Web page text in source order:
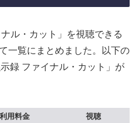
ル・カット」を視聴できる
一覧にまとめました。以下の
録 ファイナル・カット」が
利用料金
視聴